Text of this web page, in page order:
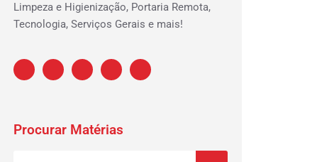
Limpeza e Higienização, Portaria Remota,
Tecnologia, Serviços Gerais e mais!
Procurar Matérias